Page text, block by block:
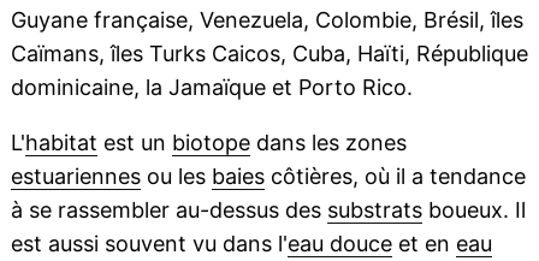
Guyane française, Venezuela, Colombie, Brésil, îles
Caïmans, îles Turks Caicos, Cuba, Haïti, République
dominicaine, la Jamaïque et Porto Rico.
L'habitat est un biotopedans les zones
estuariennesou les baiescôtières, où il a tendance
à se rassembler au-dessus des substratsboueux. Il
est aussi souvent vu dans l'eau douceet en eau